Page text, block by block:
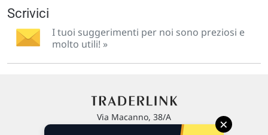
Scrivici
I tuoi suggerimenti per noi sono preziosi e
molto utili! »
Via Macanno, 38/A
×